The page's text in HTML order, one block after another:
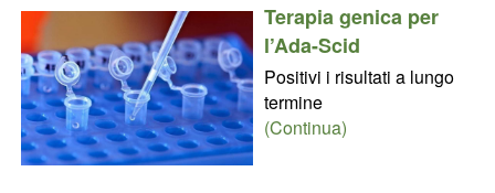
Terapia genica per
l’Ada-Scid
Positivi i risultati a lungo
termine
(Continua)